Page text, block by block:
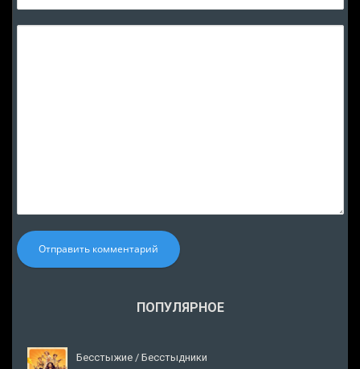
Отправить комментарий
ПОПУЛЯРНОЕ
Бесстыжие / Бесстыдники